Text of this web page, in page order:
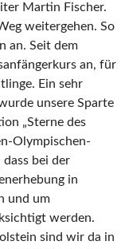
Martin Fischer.
weitergehen. So
an. Seit dem
an, für
Ein sehr
unsere Sparte
„Sterne des
Olympischen-
bei der
in
und um
werden.
sind wir da in